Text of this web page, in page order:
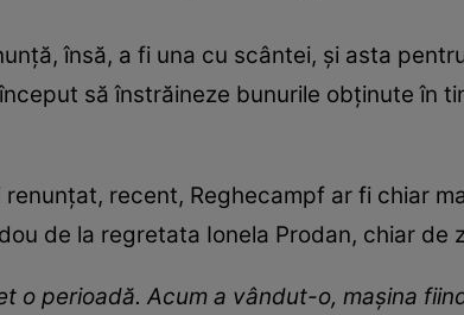
însă, a fi una cu scântei, și asta
să înstrăineze bunurile obținute în
recent, Reghecampf ar fi chiar
de la regretata Ionela Prodan, chiar de
o perioadă. Acum a vândut-o, mașina